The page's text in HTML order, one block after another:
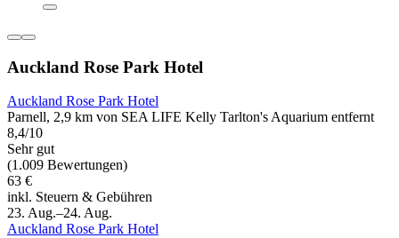
Auckland Rose Park Hotel
Auckland Rose Park Hotel
Parnell, 2,9 km von SEA LIFE Kelly Tarlton's Aquarium entfernt
8,4/10
Sehr gut
(1.009 Bewertungen)
63 €
inkl. Steuern & Gebühren
23. Aug.–24. Aug.
Auckland Rose Park Hotel